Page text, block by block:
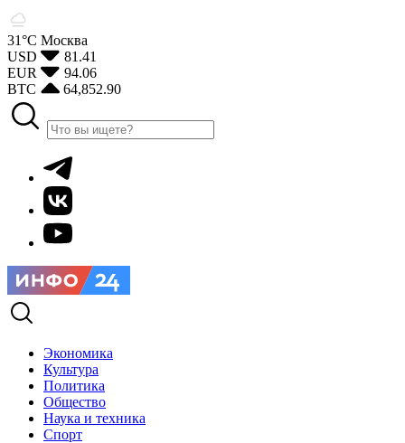
31°С Москва
USD
81.41
EUR
94.06
BTC
64,852.90
Экономика
Культура
Политика
Общество
Наука и техника
Спорт